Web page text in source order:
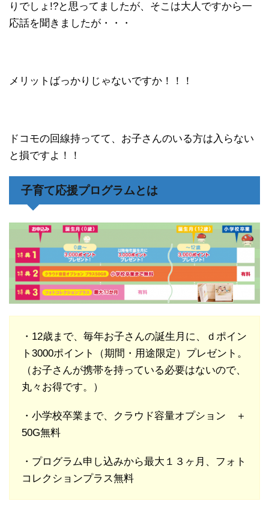
りでしょ!?と思ってましたが、そこは大人ですから一
応話を聞きましたが・・・
メリットばっかりじゃないですか！！！
ドコモの回線持ってて、お子さんのいる方は入らない
と損ですよ！！
子育て応援プログラムとは
・12歳まで、毎年お子さんの誕生月に、ｄポイン
ト3000ポイント（期間・用途限定）プレゼント。
（お子さんが携帯を持っている必要はないので、
丸々お得です。）
・小学校卒業まで、クラウド容量オプション ＋
50G無料
・プログラム申し込みから最大１３ヶ月、フォト
コレクションプラス無料